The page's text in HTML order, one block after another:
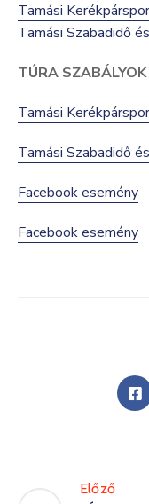
Tamási
Tamási Szabadidő
TÚRA SZABÁLYOK
Tamási
Tamási Szabadidő
Facebook esemény
Facebook esemény
Előző